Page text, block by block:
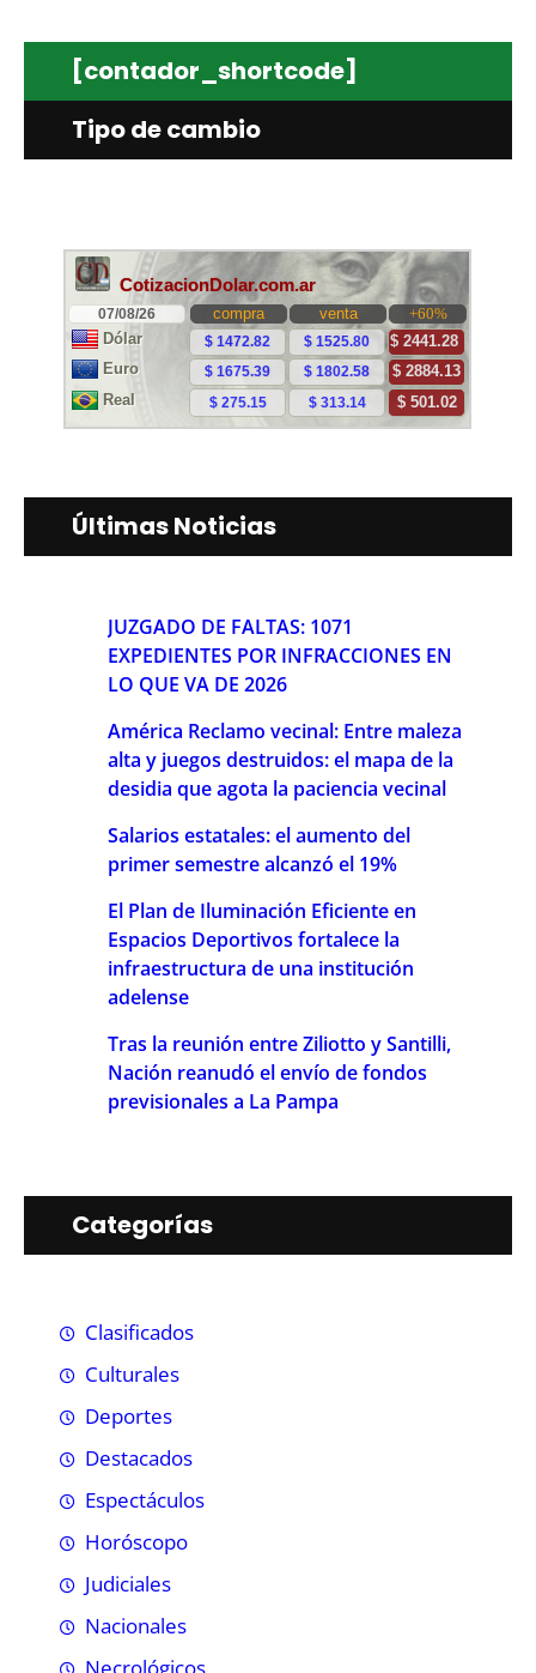
[contador_shortcode]
Tipo de cambio
Últimas Noticias
JUZGADO DE FALTAS: 1071
EXPEDIENTES POR INFRACCIONES EN
LO QUE VA DE 2026
América Reclamo vecinal: Entre maleza
alta y juegos destruidos: el mapa de la
desidia que agota la paciencia vecinal
Salarios estatales: el aumento del
primer semestre alcanzó el 19%
El Plan de Iluminación Eficiente en
Espacios Deportivos fortalece la
infraestructura de una institución
adelense
Tras la reunión entre Ziliotto y Santilli,
Nación reanudó el envío de fondos
previsionales a La Pampa
Categorías
Clasificados
Culturales
Deportes
Destacados
Espectáculos
Horóscopo
Judiciales
Nacionales
Necrológicos